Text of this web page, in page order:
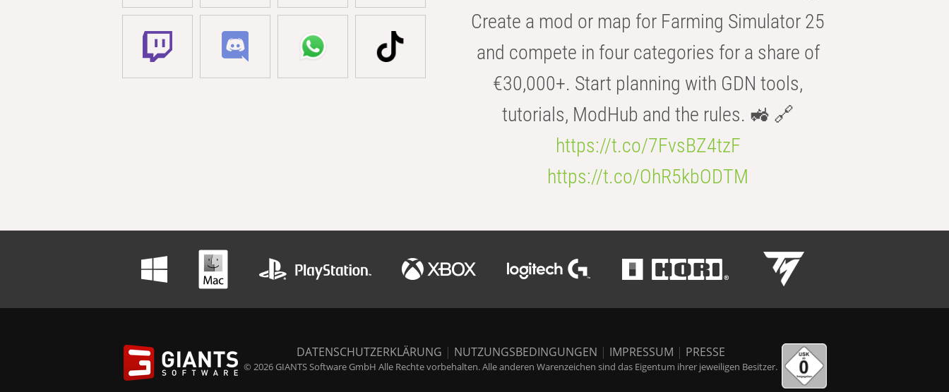
Create a mod or map for Farming Simulator 25
and compete in four categories for a share of
€30,000+. Start planning with GDN tools,
tutorials, ModHub and the rules. 🚜 🔗
https://t.co/7FvsBZ4tzF
https://t.co/OhR5kbODTM
DATENSCHUTZERKLÄRUNG | NUTZUNGSBEDINGUNGEN | IMPRESSUM | PRESSE
© 2026 GIANTS Software GmbH Alle Rechte vorbehalten. Alle anderen Warenzeichen sind das Eigentum ihrer jeweiligen Besitzer.